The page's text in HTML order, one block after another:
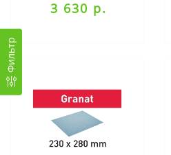
Фильтр
3 630 р.